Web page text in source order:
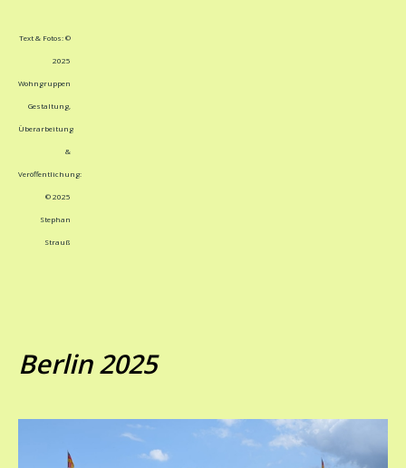
Text & Fotos: ©
2025
Wohngruppen
Gestaltung,
Überarbeitung
&
Veröffentlichung:
© 2025
Stephan
Strauß
Berlin 2025